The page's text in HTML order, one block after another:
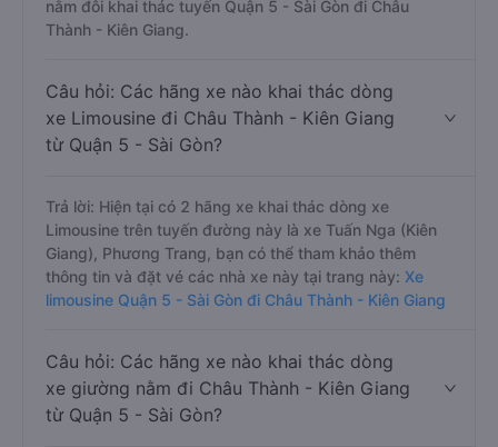
nằm đôi khai thác tuyến Quận 5 - Sài Gòn đi Châu
Thành - Kiên Giang.
Câu hỏi: Các hãng xe nào khai thác dòng
xe Limousine đi Châu Thành - Kiên Giang
từ Quận 5 - Sài Gòn?
Trả lời: Hiện tại có 2 hãng xe khai thác dòng xe
Limousine trên tuyến đường này là xe Tuấn Nga (Kiên
Giang), Phương Trang, bạn có thể tham khảo thêm
thông tin và đặt vé các nhà xe này tại trang này: Xe
limousine Quận 5 - Sài Gòn đi Châu Thành - Kiên Giang
Câu hỏi: Các hãng xe nào khai thác dòng
xe giường nằm đi Châu Thành - Kiên Giang
từ Quận 5 - Sài Gòn?